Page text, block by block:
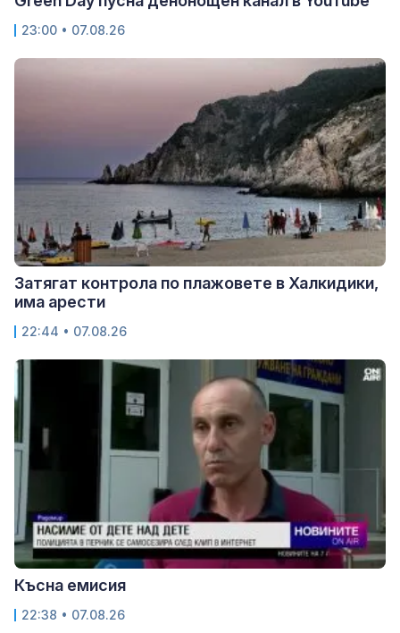
23:00 • 07.08.26
Затягат контрола по плажовете в Халкидики,
има арести
22:44 • 07.08.26
Късна емисия
22:38 • 07.08.26